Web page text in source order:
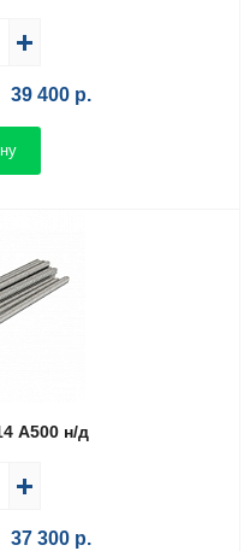
39 400р.
А500 н/д
37 300р.